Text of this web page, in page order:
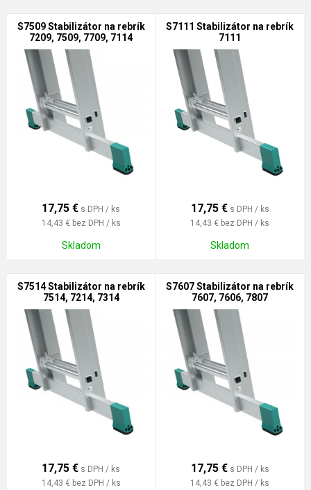
S7509 Stabilizátor na rebrík
7209, 7509, 7709, 7114
17,75 € s DPH / ks
14,43 € bez DPH / ks
Skladom
S7111 Stabilizátor na rebrík
7111
17,75 € s DPH / ks
14,43 € bez DPH / ks
Skladom
S7514 Stabilizátor na rebrík
7514, 7214, 7314
17,75 € s DPH / ks
14,43 € bez DPH / ks
S7607 Stabilizátor na rebrík
7607, 7606, 7807
17,75 € s DPH / ks
14,43 € bez DPH / ks